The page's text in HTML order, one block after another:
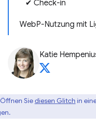
✔︎ Check-in
WebP-Nutzung mit
Katie
Öffnen Siediesen Glitch in